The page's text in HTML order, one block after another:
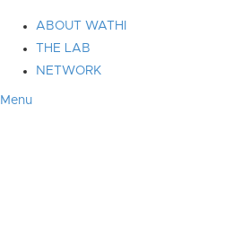
ABOUT WATHI
THE LAB
NETWORK
Menu